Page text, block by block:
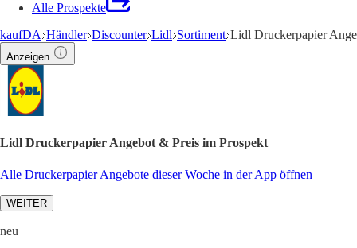
Alle Prospekte
kaufDA Händler Discounter Lidl Sortiment Lidl Druckerpapier
Anzeigen
Lidl Druckerpapier Angebot & Preis im Prospekt
Alle Druckerpapier Angebote dieser Woche in der App öffnen
WEITER
neu